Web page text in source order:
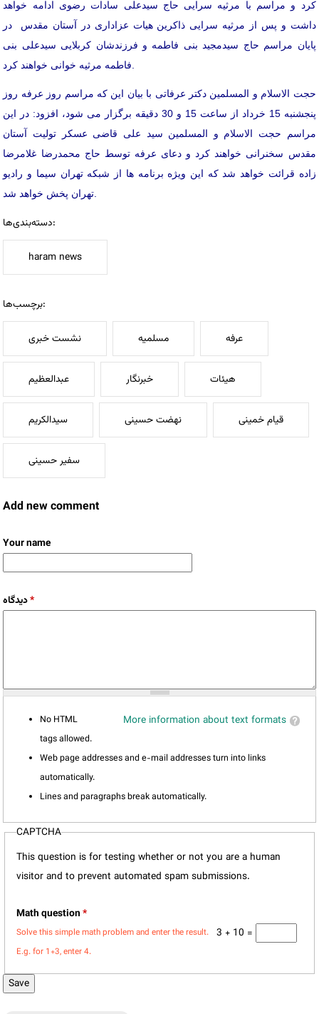
کرد و مراسم با مرثیه سرایی حاج سیدعلی سادات رضوی ادامه خواهد
داشت و پس از مرثیه سرایی ذاکرین هیات عزاداری در آستان مقدس در
پایان مراسم حاج سیدمجید بنی فاطمه و فرزندشان کربلایی سیدعلی بنی
حجت الاسلام و المسلمین دکتر عرفاتی با بیان این که مراسم روز عرفه روز
پنجشنبه 15 خرداد از ساعت 15 و 30 دقیقه برگزار می شود، افزود: در این
مراسم حجت الاسلام و المسلمین سید علی قاضی عسکر تولیت آستان
مقدس سخنرانی خواهند کرد و دعای عرفه توسط حاج محمدرضا غلامرضا
زاده قرائت خواهد شد که این ویژه برنامه ها از شبکه تهران سیما و رادیو
دسته‌بندی‌ها:
haram news
برچسب‌ها:
نشست خبری مسلمیه عرفه
عبدالعظیم خبرنگار هیئات
سیدالکریم نهضت حسینی قیام خمینی
سفیر حسینی
Add new comment
Your name
دیدگاه*
More information about text formats
No HTML
tags allowed.
Web page addresses and e-mail addresses turn into links
automatically.
Lines and paragraphs break automatically.
CAPTCHA
This question is for testing whether or not you are a human
visitor and to prevent automated spam submissions.
Math question*
3 + 10 =
Solve this simple math problem and enter the result.
E.g. for 1+3, enter 4.